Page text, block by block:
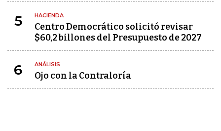
5 HACIENDA
Centro Democrático solicitó revisar
$60,2 billones del Presupuesto de 2027
6 ANÁLISIS
Ojo con la Contraloría